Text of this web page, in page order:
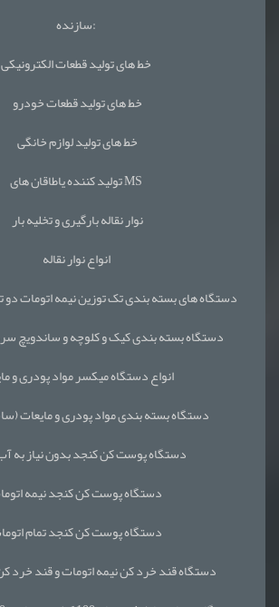
سازنده:
خط های تولید قطعات الکترونیکی
خط های تولید قطعات خودرو
خط های تولید لوازم خانگی
تولید کننده یاطاقان های MS
نوار نقاله بارگیری و تخلیه بار
انواع نوار نقاله
دستگاه های بسته بندی تک توزین نیمه اتومات دو
دستگاه بسته بندی کیک و کلوچه و ساندویچ
انواع دستگاه میکسر مواد پودری و مایعات
دستگاه بسته بندی مواد پودری و مایعات
دستگاه پوست کن کنجد نیمه
دستگاه پوست کن کنجد تمام
دستگاه قند خرد کن نیمه اتومات و قند خرد